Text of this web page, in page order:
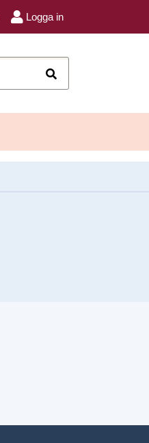
Logga in